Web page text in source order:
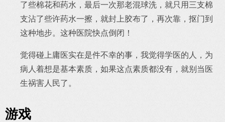
了些棉花和药水，最后一次那老混球洗，就只用三支棉
支沾了些许药水一擦，就封上胶布了，再次靠，抠门到
这种地步。这种医院快点倒闭！
觉得碰上庸医实在是件不幸的事，我觉得学医的人，为
病人着想是基本素质，如果这点素质都没有，就别当医
生祸害人民了。
游戏